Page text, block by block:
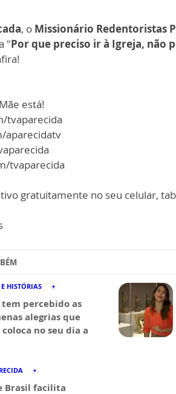
, o Missionário Redentoristas
"Por que preciso ir à Igreja, não
está!
tvaparecida
aparecidatv
tvaparecida
gratuitamente no seu celular,
HISTÓRIAS
tem percebido as
alegrias que
coloca no seu dia a
Brasil facilita